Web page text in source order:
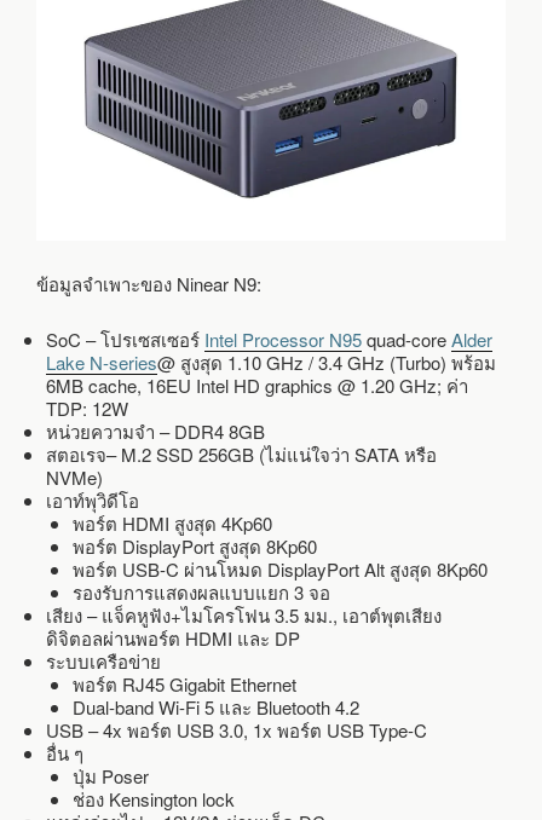
ข้อมูลจำเพาะของ Ninear N9:
SoC – โปรเซสเซอร์ Intel Processor N95quad-coreAlder
Lake N-series@ สูงสุด 1.10 GHz / 3.4 GHz (Turbo) พร้อม
6MB cache, 16EU Intel HD graphics @ 1.20 GHz; ค่า
TDP: 12W
หน่วยความจำ – DDR4 8GB
สตอเรจ– M.2 SSD 256GB (ไม่แน่ใจว่า SATA หรือ
NVMe)
เอาท์พุวิดีโอ
พอร์ต HDMI สูงสุด 4Kp60
พอร์ต DisplayPort สูงสุด 8Kp60
พอร์ต USB-C ผ่านโหมด DisplayPort Alt สูงสุด 8Kp60
รองรับการแสดงผลแบบแยก 3 จอ
เสียง – แจ็คหูฟัง+ไมโครโฟน 3.5 มม., เอาต์พุตเสียง
ดิจิตอลผ่านพอร์ต HDMI และ DP
ระบบเครือข่าย
พอร์ต RJ45 Gigabit Ethernet
Dual-band Wi-Fi 5 และ Bluetooth 4.2
USB – 4x พอร์ต USB 3.0, 1x พอร์ต USB Type-C
อื่น ๆ
ปุ่ม Poser
ช่อง Kensington lock